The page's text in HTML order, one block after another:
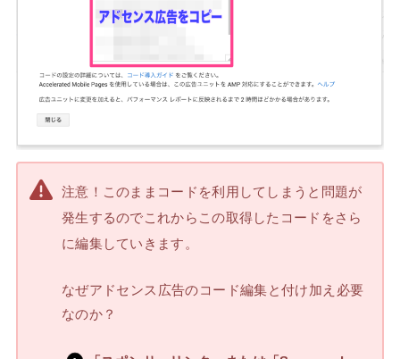
注意！このままコードを利用してしまうと問題が
発生するのでこれからこの取得したコードをさら
に編集していきます。
なぜアドセンス広告のコード編集と付け加え必要
なのか？